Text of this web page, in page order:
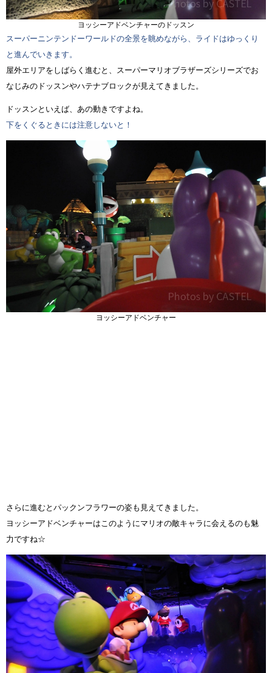
ヨッシーアドベンチャーのドッスン
スーパーニンテンドーワールドの全景を眺めながら、ライドはゆっくり
と進んでいきます。
屋外エリアをしばらく進むと、スーパーマリオブラザーズシリーズでお
なじみのドッスンやハテナブロックが見えてきました。
ドッスンといえば、あの動きですよね。
下をくぐるときには注意しないと！
ヨッシーアドベンチャー
さらに進むとパックンフラワーの姿も見えてきました。
ヨッシーアドベンチャーはこのようにマリオの敵キャラに会えるのも魅
力ですね☆